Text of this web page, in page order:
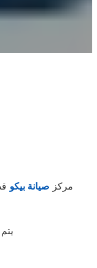
مركز صيانة بيكو
يتم طلب